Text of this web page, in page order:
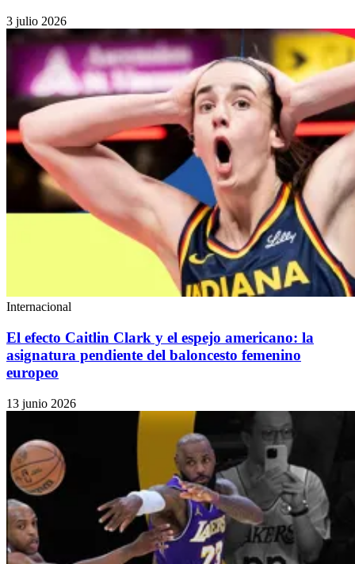
3 julio 2026
Internacional
El efecto Caitlin Clark y el espejo americano: la
asignatura pendiente del baloncesto femenino
europeo
13 junio 2026